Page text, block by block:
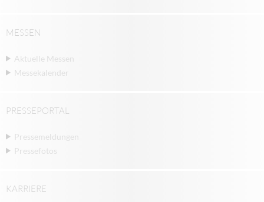
MESSEN
Aktuelle Messen
Messekalender
PRESSEPORTAL
Pressemeldungen
Pressefotos
KARRIERE